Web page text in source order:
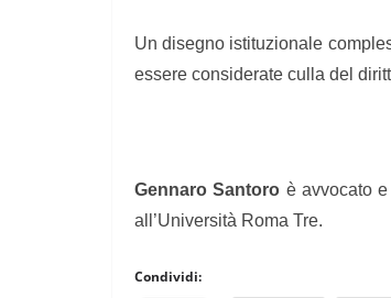
Un disegno istituzionale
essere considerate culla del
Gennaro Santoro è avvocato
all’Università Roma Tre.
Condividi: